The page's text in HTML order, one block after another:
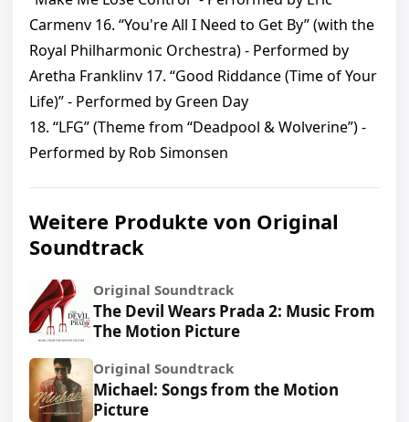
Carmenv 16. “You're All I Need to Get By” (with the
Royal Philharmonic Orchestra) - Performed by
Aretha Franklinv 17. “Good Riddance (Time of Your
Life)” - Performed by Green Day
18. “LFG” (Theme from “Deadpool & Wolverine”) -
Performed by Rob Simonsen
Weitere Produkte von Original
Soundtrack
Original Soundtrack
The Devil Wears Prada 2: Music From
The Motion Picture
Original Soundtrack
Michael: Songs from the Motion
Picture